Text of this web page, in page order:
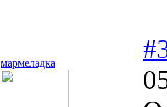
мармеладка